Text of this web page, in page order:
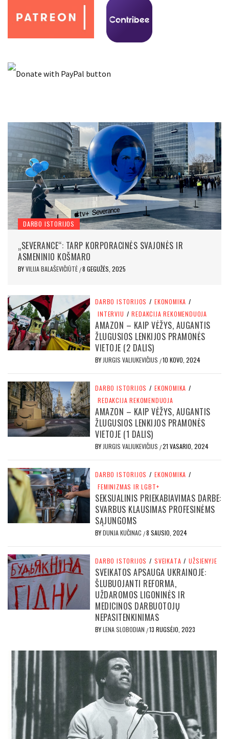
DARBO ISTORIJOS
„SEVERANCE“: TARP KORPORACINĖS SVAJONĖS IR
ASMENINIO KOŠMARO
BYVILIJA BALAŠEVIČIŪTĖ /8 GEGUŽĖS, 2025
DARBO ISTORIJOS / EKONOMIKA /
INTERVIU / REDAKCIJA REKOMENDUOJA
AMAZON – KAIP VĖŽYS, AUGANTIS
ŽLUGUSIOS LENKIJOS PRAMONĖS
VIETOJE (2 DALIS)
BY JURGIS VALIUKEVIČIUS /10 KOVO, 2024
DARBO ISTORIJOS / EKONOMIKA /
REDAKCIJA REKOMENDUOJA
AMAZON – KAIP VĖŽYS, AUGANTIS
ŽLUGUSIOS LENKIJOS PRAMONĖS
VIETOJE (1 DALIS)
BY JURGIS VALIUKEVIČIUS /21 VASARIO, 2024
DARBO ISTORIJOS / EKONOMIKA /
FEMINIZMAS IR LGBT+
SEKSUALINIS PRIEKABIAVIMAS DARBE:
SVARBUS KLAUSIMAS PROFESINĖMS
SĄJUNGOMS
BYDUNJA KUČINAC /8 SAUSIO, 2024
DARBO ISTORIJOS / SVEIKATA / UŽSIENYJE
SVEIKATOS APSAUGA UKRAINOJE:
ŠLUBUOJANTI REFORMA,
UŽDAROMOS LIGONINĖS IR
MEDICINOS DARBUOTOJŲ
NEPASITENKINIMAS
BYLENA SLOBODIAN /13 RUGSĖJO, 2023